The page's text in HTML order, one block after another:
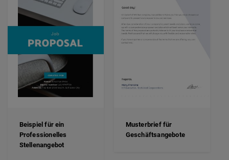
Beispiel für ein
Professionelles
Stellenangebot
Musterbrief für
Geschäftsangebote